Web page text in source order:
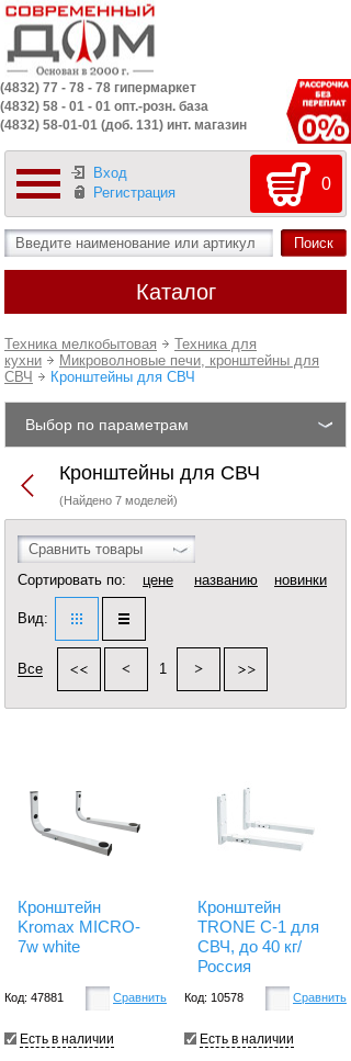
(4832) 77 - 78 - 78 гипермаркет
(4832) 58 - 01 - 01 опт.-розн. база
(4832) 58-01-01 (доб. 131) инт. магазин
Вход
Регистрация
0
Каталог
Техника мелкобытовая
Техника для
кухни
Микроволновые печи, кронштейны для
СВЧ
Кронштейны для СВЧ
Выбор по параметрам
Кронштейны для СВЧ
(Найдено 7 моделей)
Сравнить товары
Сортировать по:
цене названию новинки
Вид:
Все 1
Кронштейн
Kromax MICRO-
7w white
Код: 47881 Сравнить
Есть в наличии
Кронштейн
TRONE С-1 для
СВЧ, до 40 кг/
Россия
Код: 10578 Сравнить
Есть в наличии